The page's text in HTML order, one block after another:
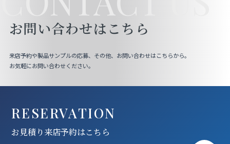
お問い合わせはこちら
来店予約や製品サンプルの応募、その他、お問い合わせはこちらから。
お気軽にお問い合わせください。
RESERVATION
お見積り来店予約はこちら